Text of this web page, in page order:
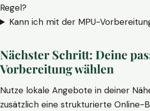
Regel?
Kann ich mit der MPU-
Nächster Schritt: Deine
Vorbereitung wählen
Nutze lokale Angebote in deiner
zusätzlich eine strukturierte Online-